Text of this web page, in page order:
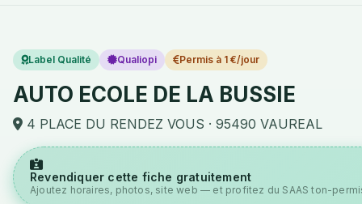
Label Qualité Qualiopi Permis à 1 €/jour
AUTO ECOLE DE LA BUSSIE
4 PLACE DU RENDEZ VOUS · 95490 VAUREAL
Revendiquer cette fiche gratuitement
Ajoutez horaires, photos, site web — et profitez du SAAS ton-